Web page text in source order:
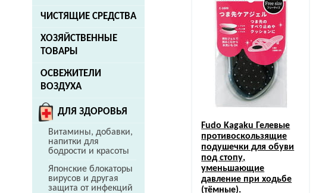
ЧИСТЯЩИЕ СРЕДСТВА
ХОЗЯЙСТВЕННЫЕ
ТОВАРЫ
ОСВЕЖИТЕЛИ
ВОЗДУХА
ДЛЯ ЗДОРОВЬЯ
Витамины, добавки,
напитки для
бодрости и красоты
Японские блокаторы
вирусов и другая
защита от инфекций
Fudo Kagaku Гелевые
противоскользящие
подушечки для обуви
под стопу,
уменьшающие
давление при ходьбе
(тёмные).